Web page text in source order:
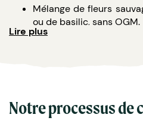
Mélange de fleurs
ou de basilic, sans OGM.
Formats : carré (14 x 14
Impression avec des
d'eau.
Lire plus
Notre processus de